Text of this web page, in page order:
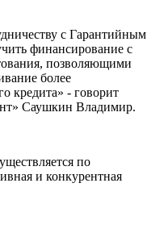
с Гарантийным
финансирование с
позволяющими
более
кредита» - говорит
Саушкин Владимир.
по
и конкурентная